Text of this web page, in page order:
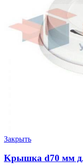
Закрыть
Kрышка d70 мм